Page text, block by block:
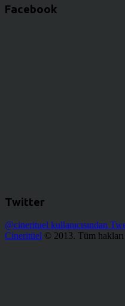
Facebook
Twitter
@cinerituel kullanıcısından
Cineritüel © 2013. Tüm hakları